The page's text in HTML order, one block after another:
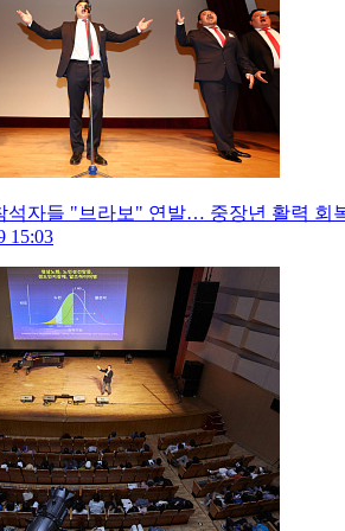
석자들 "브라보" 연발… 중장년 활력 회
15:03